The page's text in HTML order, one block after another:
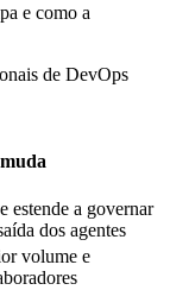
e como a
de DevOps
estende a governar
dos agentes
volume e